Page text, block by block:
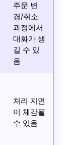
주문 변
경/취소
과정에서
대화가 생
길 수 있
음
처리 지연
이 체감될
수 있음